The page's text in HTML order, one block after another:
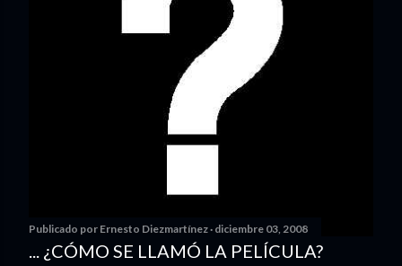
Publicado por Ernesto Diezmartínez diciembre 03, 2008
... ¿CÓMO SE LLAMÓ LA PELÍCULA?